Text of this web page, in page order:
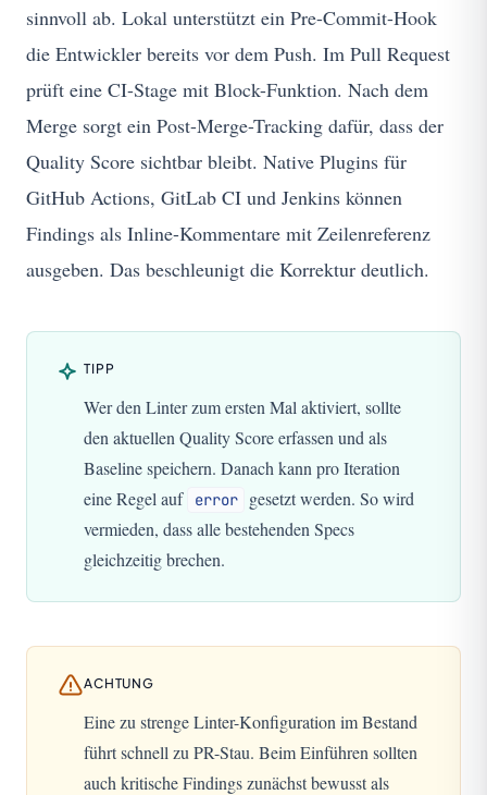
sinnvoll ab. Lokal unterstützt ein Pre-Commit-Hook
die Entwickler bereits vor dem Push. Im Pull Request
prüft eine CI-Stage mit Block-Funktion. Nach dem
Merge sorgt ein Post-Merge-Tracking dafür, dass der
Quality Score sichtbar bleibt. Native Plugins für
GitHub Actions, GitLab CI und Jenkins können
Findings als Inline-Kommentare mit Zeilenreferenz
ausgeben. Das beschleunigt die Korrektur deutlich.
TIPP
Wer den Linter zum ersten Mal aktiviert, sollte
den aktuellen Quality Score erfassen und als
Baseline speichern. Danach kann pro Iteration
eine Regel auf
error
gesetzt werden. So wird
vermieden, dass alle bestehenden Specs
gleichzeitig brechen.
ACHTUNG
Eine zu strenge Linter-Konfiguration im Bestand
führt schnell zu PR-Stau. Beim Einführen sollten
auch kritische Findings zunächst bewusst als